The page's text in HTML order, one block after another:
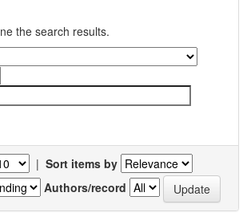
the search results.
| Sort items by
Authors/record